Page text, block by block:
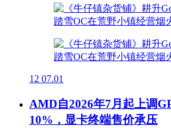
12 07.01
AMD自2026年7月起上调
10%，显卡终端售价承压